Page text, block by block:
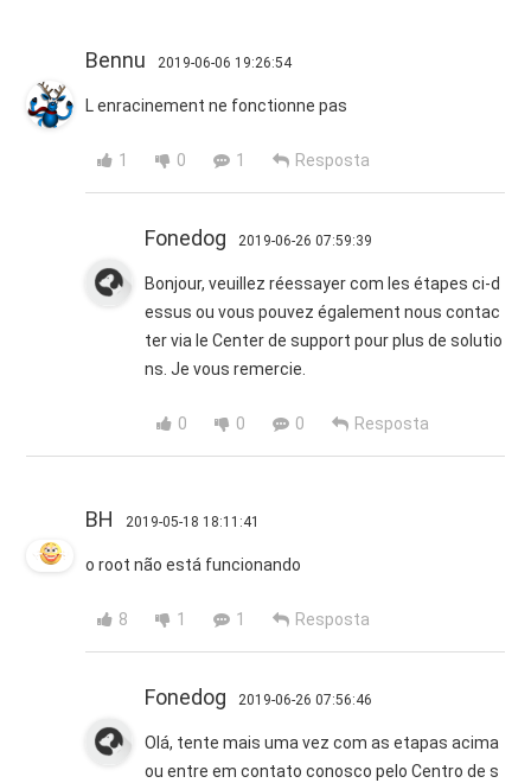
Bennu 2019-06-06 19:26:54
L enracinement ne fonctionne pas
1 0 1 Resposta
Fonedog 2019-06-26 07:59:39
Bonjour, veuillez réessayer com les étapes ci-d
essus ou vous pouvez également nous contac
ter via le Center de support pour plus de solutio
ns. Je vous remercie.
0 0 0 Resposta
BH 2019-05-18 18:11:41
o root não está funcionando
8 1 1 Resposta
Fonedog 2019-06-26 07:56:46
Olá, tente mais uma vez com as etapas acima
ou entre em contato conosco pelo Centro de s